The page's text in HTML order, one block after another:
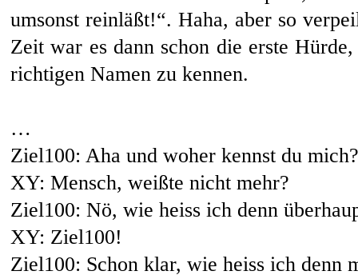
umsonst reinläßt!“. Haha, aber so
Zeit war es dann schon die erste
richtigen Namen zu kennen.
…
Ziel100: Aha und woher kennst du mich?
XY: Mensch, weißte nicht mehr?
Ziel100: Nö, wie heiss ich denn
XY: Ziel100!
Ziel100: Schon klar, wie heiss ich denn